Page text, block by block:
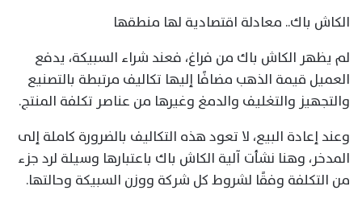
الكاش باك.. معادلة اقتصادية لها منطقها
لم يظهر الكاش باك من فراغ، فعند شراء السبيكة، يدفع
العميل قيمة الذهب مضافًا إليها تكاليف مرتبطة بالتصنيع
والتجهيز والتغليف والدمغ وغيرها من عناصر تكلفة المنتج.
وعند إعادة البيع، لا تعود هذه التكاليف بالضرورة كاملة إلى
المدخر، وهنا نشأت آلية الكاش باك باعتبارها وسيلة لرد جزء
من التكلفة وفقًا لشروط كل شركة ووزن السبيكة وحالتها.